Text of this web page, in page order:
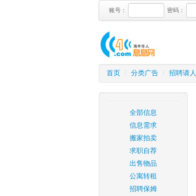
账号： 密码：
首页 / 分类广告 / 招聘请人
全部信息
信息需求
搬家拍卖
求职自荐
出售物品
公寓转租
招聘保姆